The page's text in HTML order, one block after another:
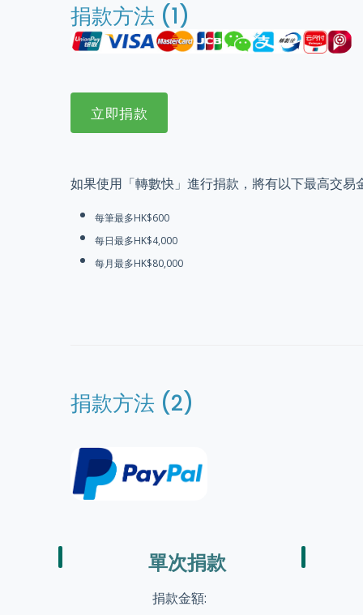
捐款方法 (1)
如果使用「轉數快」進行捐款，將有以下最高交易
每筆最多HK$600
每日最多HK$4,000
每月最多HK$80,000
捐款方法 (2)
單次捐款
捐款金額: